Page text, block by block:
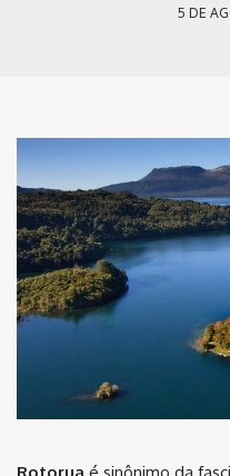
5 DE